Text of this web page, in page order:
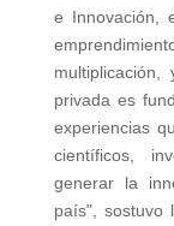
e Innovación,
privada es
experiencias
científicos,
generar la
país", sostuvo